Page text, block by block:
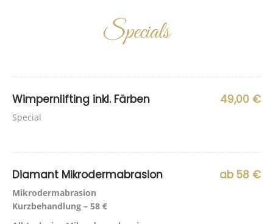
Specials
Wimpernlifting inkl. Färben
Special
49,00 €
Diamant Mikrodermabrasion
Mikrodermabrasion
Kurzbehandlung – 58 €
ab 58 €